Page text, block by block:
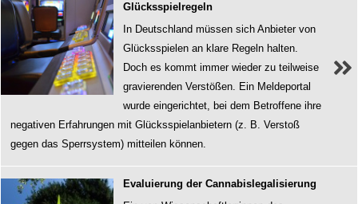
Glücksspielregeln
In Deutschland müssen sich Anbieter von
Glücksspielen an klare Regeln halten.
Doch es kommt immer wieder zu teilweise
gravierenden Verstößen. Ein Meldeportal
wurde eingerichtet, bei dem Betroffene ihre
negativen Erfahrungen mit Glücksspielanbietern (z. B. Verstoß
gegen das Sperrsystem) mitteilen können.
Evaluierung der Cannabislegalisierung